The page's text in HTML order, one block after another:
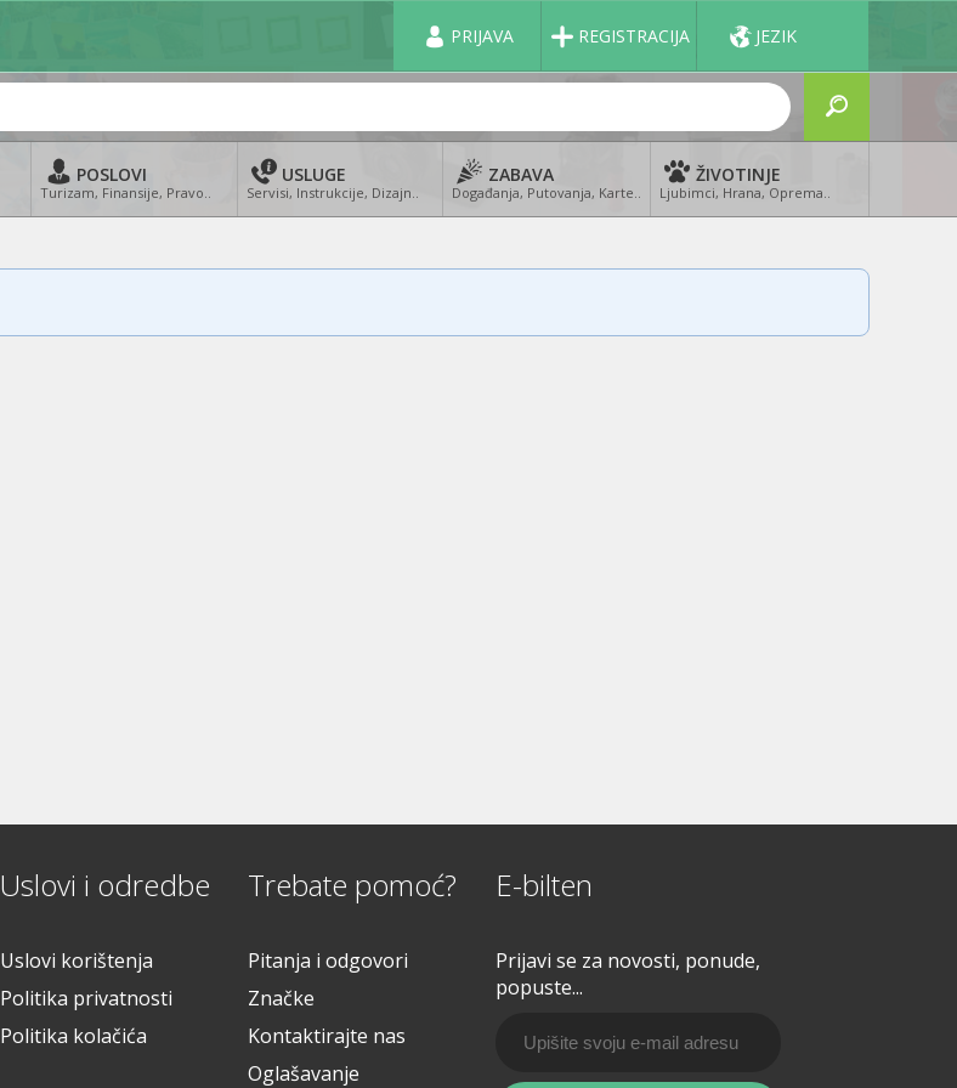
PRIJAVA REGISTRACIJA JEZIK
POSLOVI
Turizam, Finansije, Pravo..
USLUGE
Servisi, Instrukcije, Dizajn..
ZABAVA
Događanja, Putovanja, Karte..
ŽIVOTINJE
Ljubimci, Hrana, Oprema..
Uslovi i odredbe
Uslovi korištenja
Politika privatnosti
Politika kolačića
Trebate pomoć?
Pitanja i odgovori
Značke
Kontaktirajte nas
Oglašavanje
E-bilten
Prijavi se za novosti, ponude,
popuste...